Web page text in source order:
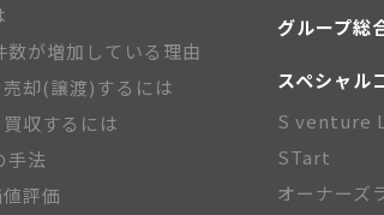
数が増加している理由
却(譲渡)するには
収するには
手法
評価
グループ総
スペシャル
S venture
STart
オーナーズ